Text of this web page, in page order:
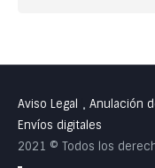
Aviso Legal • Anulación
Envíos digitales
2021 © Todos los